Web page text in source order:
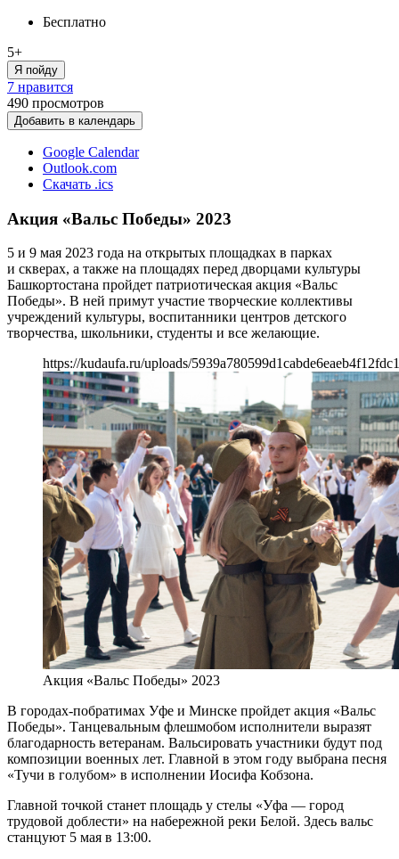
Бесплатно
5+
Я пойду
7 нравится
490 просмотров
Добавить в календарь
Google Calendar
Outlook.com
Скачать .ics
Акция «Вальс Победы» 2023
5 и 9 мая 2023 года на открытых площадках в парках
и скверах, а также на площадях перед дворцами культуры
Башкортостана пройдет патриотическая акция «Вальс
Победы». В ней примут участие творческие коллективы
учреждений культуры, воспитанники центров детского
творчества, школьники, студенты и все желающие.
https://kudaufa.ru/uploads/
Акция «Вальс Победы» 2023
В городах-побратимах Уфе и Минске пройдет акция «Вальс
Победы». Танцевальным флешмобом исполнители выразят
благодарность ветеранам. Вальсировать участники будут под
композиции военных лет. Главной в этом году выбрана песня
«Тучи в голубом» в исполнении Иосифа Кобзона.
Главной точкой станет площадь у стелы «Уфа — город
трудовой доблести» на набережной реки Белой. Здесь вальс
станцуют 5 мая в 13:00.